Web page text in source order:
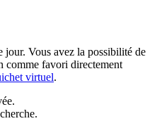
jour. Vous avez la possibilité de
comme favori directement
virtuel.